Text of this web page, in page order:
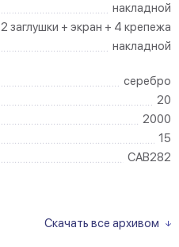
накладной
2 заглушки + экран + 4 крепежа
накладной
серебро
20
2000
15
CAB282
Скачать все архивом